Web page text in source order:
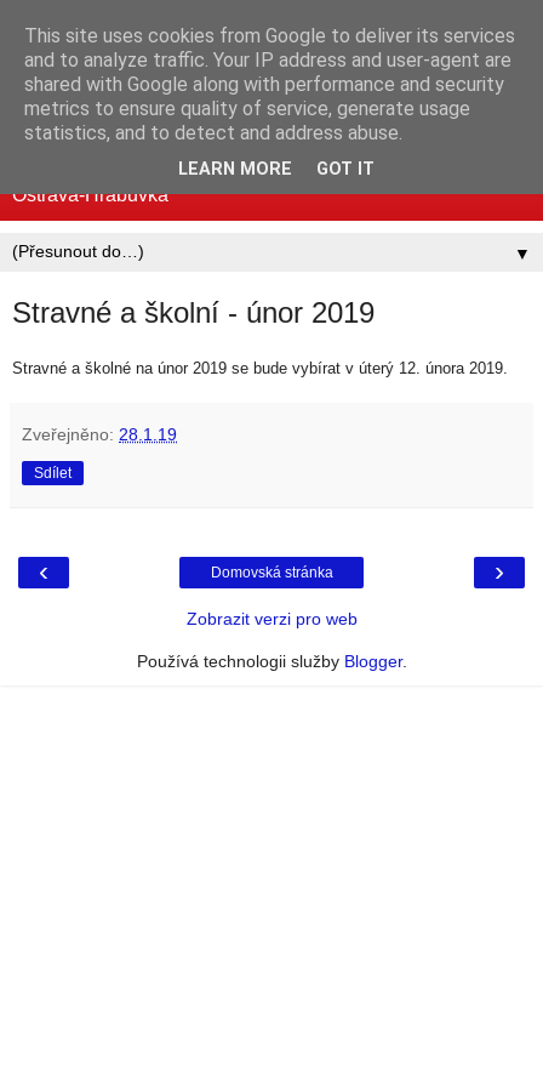
Mateřská škola MUDr.
Emílie Lukášové a Klegova
Standardní i logopedické třídy | Mjr. Nováka 30, 700 30
Ostrava-Hrabůvka
▼
Stravné a školní - únor 2019
Stravné a školné na únor 2019 se bude vybírat v úterý 12. února 2019.
Zveřejněno: 28.1.19
Sdílet
‹ ›
Domovská stránka
Zobrazit verzi pro web
Používá technologii služby Blogger.
This site uses cookies from Google to deliver its services
and to analyze traffic. Your IP address and user-agent are
shared with Google along with performance and security
metrics to ensure quality of service, generate usage
statistics, and to detect and address abuse.
LEARN MORE GOT IT